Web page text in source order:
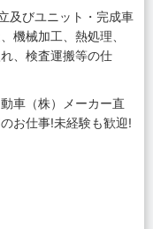
及びユニット・完成車
機械加工、熱処理、
、検査運搬等の仕
車（株）メーカー直
お仕事!未経験も歓迎!